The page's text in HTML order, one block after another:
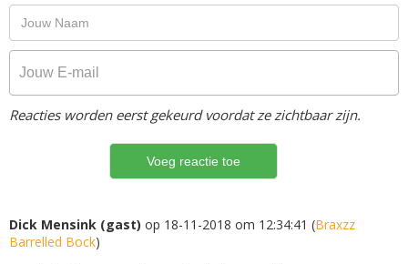
Reacties worden eerst gekeurd voordat ze zichtbaar zijn.
Dick Mensink (gast) op 18-11-2018 om 12:34:41 (Braxzz
Barrelled Bock)